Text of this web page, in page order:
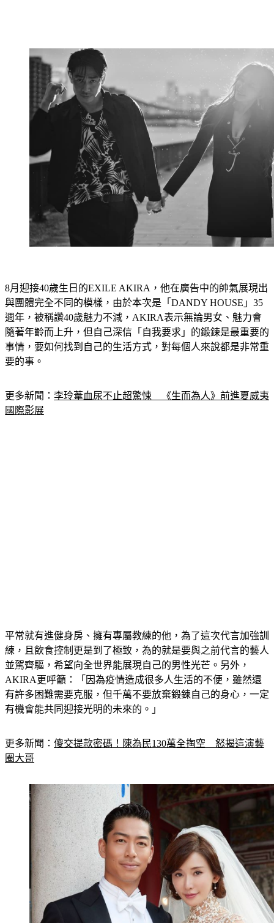
8月迎接40歲生日的EXILE AKIRA，他在廣告中的帥氣展現出
與團體完全不同的模樣，由於本次是「DANDY HOUSE」35
週年，被稱讚40歲魅力不減，AKIRA表示無論男女、魅力會
隨著年齡而上升，但自己深信「自我要求」的鍛鍊是最重要的
事情，要如何找到自己的生活方式，對每個人來說都是非常重
更多新聞：
平常就有進健身房、擁有專屬教練的他，為了這次代言加強訓
練，且飲食控制更是到了極致，為的就是要與之前代言的藝人
並駕齊驅，希望向全世界能展現自己的男性光芒。另外，
AKIRA更呼籲：「因為疫情造成很多人生活的不便，雖然還
有許多困難需要克服，但千萬不要放棄鍛鍊自己的身心，一定
更多新聞：